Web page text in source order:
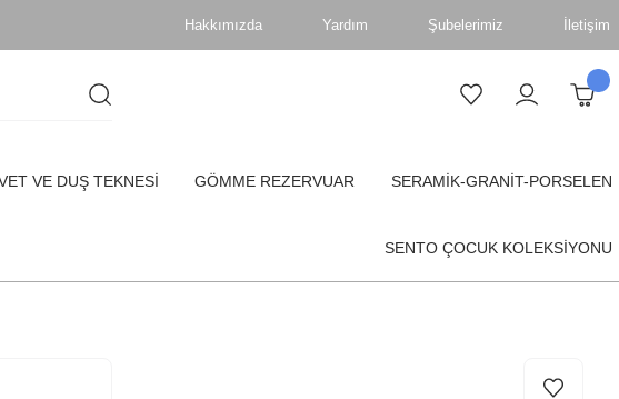
Hakkımızda Yardım Şubelerimiz İletişim
VE DUŞ TEKNESİ GÖMME REZERVUAR SERAMİK-GRANİT-PORSELEN
SENTO ÇOCUK KOLEKSİYONU